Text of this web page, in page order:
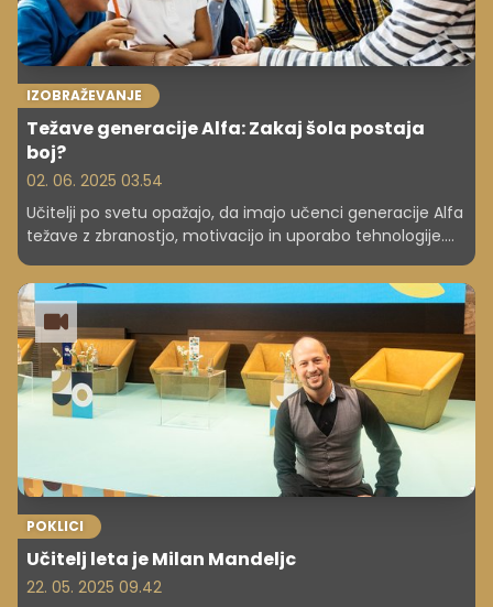
IZOBRAŽEVANJE
Težave generacije Alfa: Zakaj šola postaja
boj?
02. 06. 2025 03.54
Učitelji po svetu opažajo, da imajo učenci generacije Alfa
težave z zbranostjo, motivacijo in uporabo tehnologije.
Ta generacija, ki odrašča z ekrani, se srečuje z
edinstvenimi izzivi, ki zahtevajo prilagoditve v šolskem
sistemu.
POKLICI
Učitelj leta je Milan Mandeljc
22. 05. 2025 09.42